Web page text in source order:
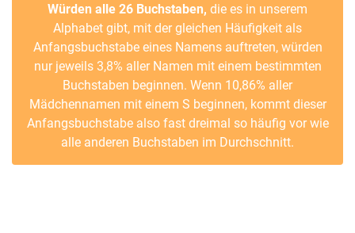
Würden alle 26 Buchstaben, die es in unserem
Alphabet gibt, mit der gleichen Häufigkeit als
Anfangsbuchstabe eines Namens auftreten, würden
nur jeweils 3,8% aller Namen mit einem bestimmten
Buchstaben beginnen. Wenn 10,86% aller
Mädchennamen mit einem S beginnen, kommt dieser
Anfangsbuchstabe also fast dreimal so häufig vor wie
alle anderen Buchstaben im Durchschnitt.